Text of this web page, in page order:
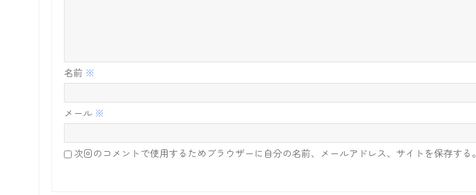
名前 ※
メール ※
次回のコメントで使用するためブラウザーに自分の名前、メールアドレス、サイトを保存する。